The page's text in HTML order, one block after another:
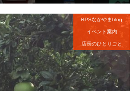
BPSなかやまblog
イベント案内
店長のひとりごと